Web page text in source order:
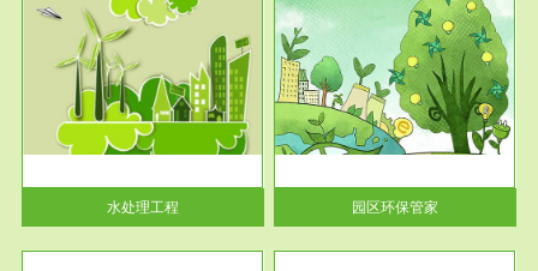
水处理工程
服务范围
园区环保管家
2016 年 4 月，环保部下发《关
于积极发挥环境保护作用促进供
给侧结...
园区环保管家